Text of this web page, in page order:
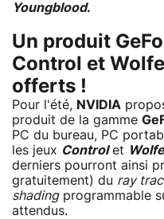
Youngblood.
Un produit
Control et
offerts !
Pour l'été, NVIDIA
produit de la gamme
PC du bureau, PC
les jeux Controlet
derniers pourront ainsi
gratuitement) du ray
shadingprogrammable
attendus.